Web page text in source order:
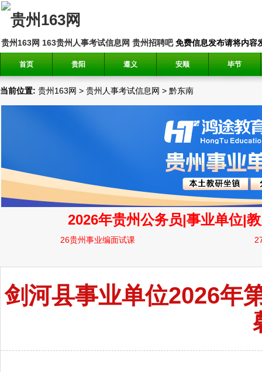
贵州163网 163贵州人事考试信息网 贵州招聘吧免费信息发布请将内容
首页 贵阳 遵义 安顺 毕节
当前位置: 贵州163网 > 贵州人事考试信息网 > 黔东南
剑河县事业单位2026年